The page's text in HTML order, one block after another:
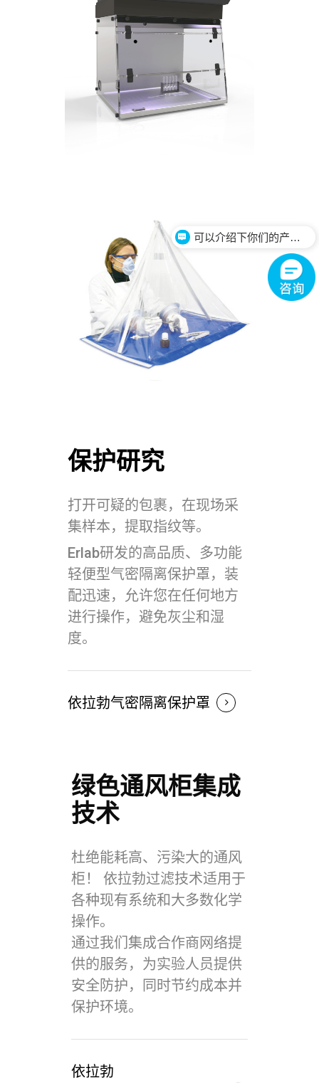
保护研究
打开可疑的包裹，在现场采
集样本，提取指纹等。
Erlab研发的高品质、多功能
轻便型气密隔离保护罩，装
配迅速，允许您在任何地方
进行操作，避免灰尘和湿
度。
依拉勃气密隔离保护罩
绿色通风柜集成
技术
杜绝能耗高、污染大的通风
柜！ 依拉勃过滤技术适用于
各种现有系统和大多数化学
操作。
通过我们集成合作商网络提
供的服务，为实验人员提供
安全防护，同时节约成本并
保护环境。
依拉勃